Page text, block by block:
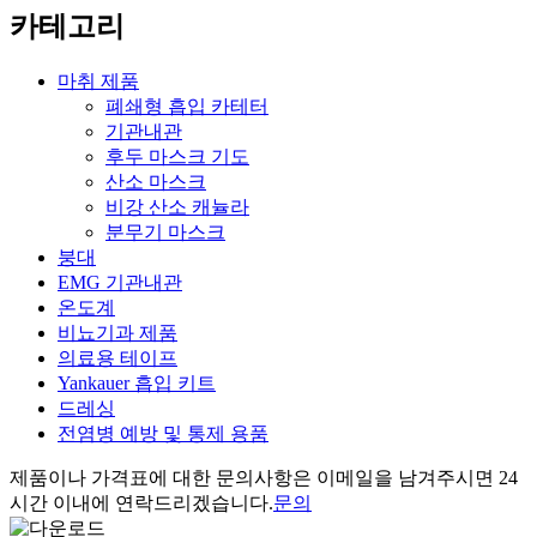
카테고리
마취 제품
폐쇄형 흡입 카테터
기관내관
후두 마스크 기도
산소 마스크
비강 산소 캐뉼라
분무기 마스크
붕대
EMG 기관내관
온도계
비뇨기과 제품
의료용 테이프
Yankauer 흡입 키트
드레싱
전염병 예방 및 통제 용품
제품이나 가격표에 대한 문의사항은 이메일을 남겨주시면 24
시간 이내에 연락드리겠습니다.문의